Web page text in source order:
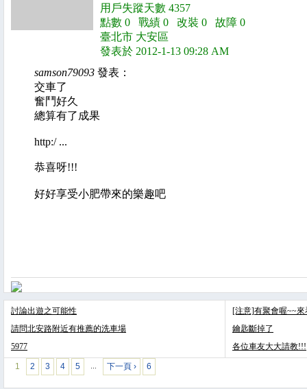
用戶失蹤天數 4357
點數 0 戰績 0 改裝 0 故障 0
臺北市 大安區
發表於 2012-1-13 09:28 AM
samson79093 發表：
交車了
奮鬥好久
總算有了成果
http:/ ...
恭喜呀!!!
好好享受小肥帶來的樂趣吧
討論出遊之可能性
請問北安路附近有推薦的洗車場
5977
[注意]有聚會喔~~來
鑰匙斷掉了
各位車友大大請教!!!
1 2 3 4 5 … 下一頁 › 6